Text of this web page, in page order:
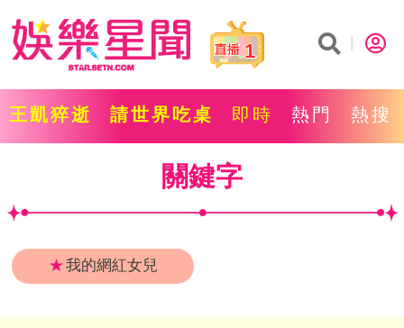
1
王凱猝逝 請世界吃桌 即時 熱門 熱搜
關鍵字
★我的網紅女兒